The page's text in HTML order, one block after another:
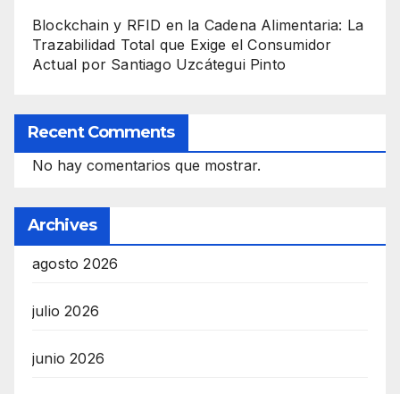
Blockchain y RFID en la Cadena Alimentaria: La
Trazabilidad Total que Exige el Consumidor
Actual por Santiago Uzcátegui Pinto
Recent Comments
No hay comentarios que mostrar.
Archives
agosto 2026
julio 2026
junio 2026